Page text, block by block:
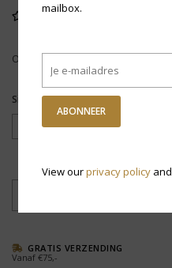
Op voorraad
Size:
GRATIS VERZENDING
Vanaf €75,-
mailbox.
ABONNEER
View ourprivacy policyand